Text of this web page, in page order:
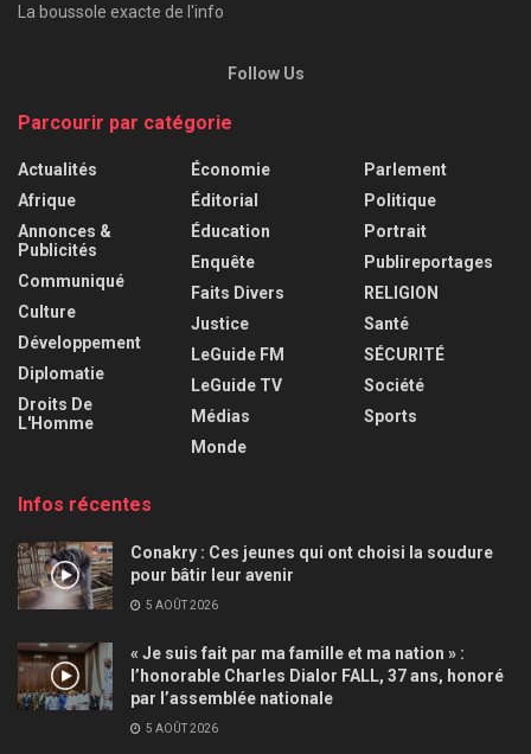
La boussole exacte de l'info
Follow Us
Parcourir par catégorie
Actualités
Afrique
Annonces &
Publicités
Communiqué
Culture
Développement
Diplomatie
Droits De
L'Homme
Économie
Éditorial
Éducation
Enquête
Faits Divers
Justice
LeGuide FM
LeGuide TV
Médias
Monde
Parlement
Politique
Portrait
Publireportages
RELIGION
Santé
SÉCURITÉ
Société
Sports
Infos récentes
Conakry : Ces jeunes qui ont choisi la soudure
pour bâtir leur avenir
5 AOÛT 2026
« Je suis fait par ma famille et ma nation » :
l’honorable Charles Dialor FALL, 37 ans, honoré
par l’assemblée nationale
5 AOÛT 2026